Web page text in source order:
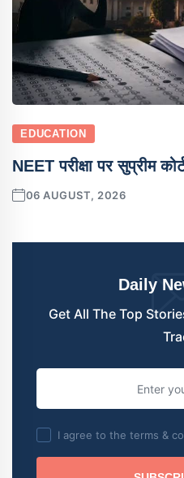
EDUCATION
NEET परीक्षा पर सुप्रीम
06 AUGUST, 2026
Daily
Get All The Top
I agree to the terms &